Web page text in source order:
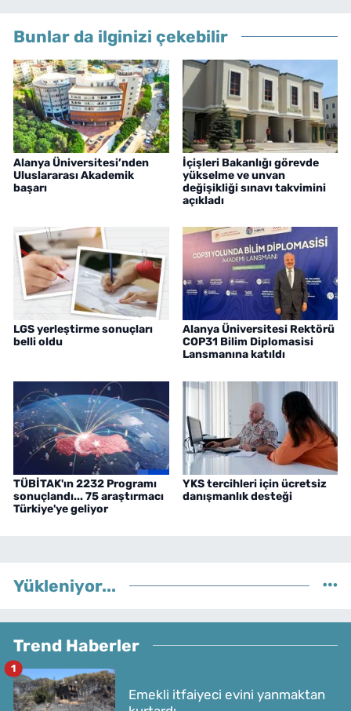
Bunlar da ilginizi çekebilir
Alanya Üniversitesi’nden
Uluslararası Akademik
başarı
İçişleri Bakanlığı görevde
yükselme ve unvan
değişikliği sınavı takvimini
açıkladı
LGS yerleştirme sonuçları
belli oldu
Alanya Üniversitesi Rektörü
COP31 Bilim Diplomasisi
Lansmanına katıldı
TÜBİTAK'ın 2232 Programı
sonuçlandı... 75 araştırmacı
Türkiye'ye geliyor
YKS tercihleri için ücretsiz
danışmanlık desteği
Yükleniyor...
Trend Haberler
Emekli itfaiyeci evini yanmaktan
1